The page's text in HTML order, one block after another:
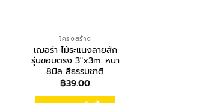
โครงสร้าง
เฌอร่า ไม้ระแนงลายสัก
รุ่นขอบตรง 3″x3m. หนา
8มิล สีธรรมชาติ
฿39.00